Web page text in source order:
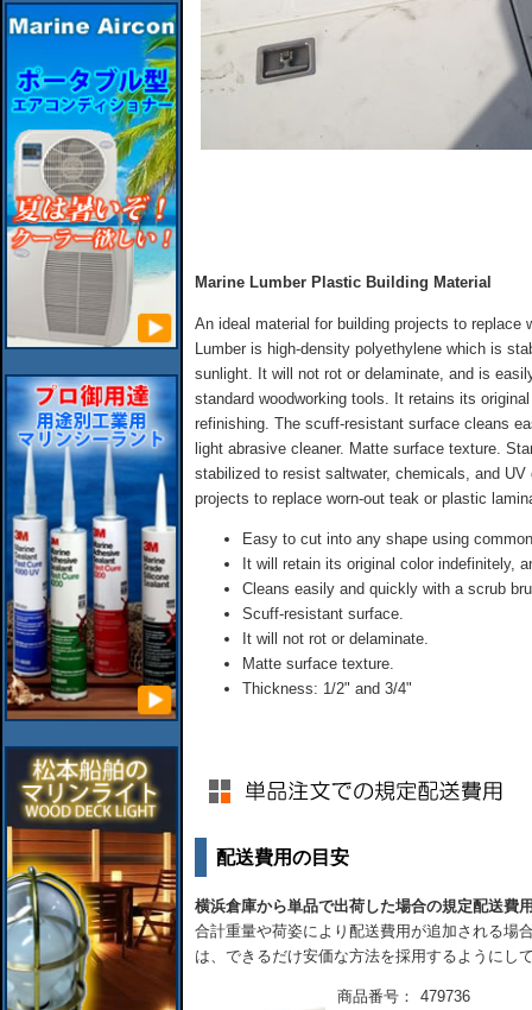
Marine Lumber Plastic Building Material
An ideal material for building projects to replace
Lumber is high-density polyethylene which is
sunlight. It will not rot or delaminate, and is
standard woodworking tools. It retains its
refinishing. The scuff-resistant surface cleans
light abrasive cleaner. Matte surface texture.
stabilized to resist saltwater, chemicals, and UV
projects to replace worn-out teak or plastic
Easy to cut into any shape using
It will retain its original color indefinitely,
Cleans easily and quickly with a scrub
Scuff-resistant surface.
It will not rot or delaminate.
Matte surface texture.
Thickness: 1/2" and 3/4"
配送費用の目安
横浜倉庫から単品で出荷した場合の規定配送費
合計重量や荷姿により配送費用が追加される場
は、できるだけ安価な方法を採用するようにし
商品番号： 479736